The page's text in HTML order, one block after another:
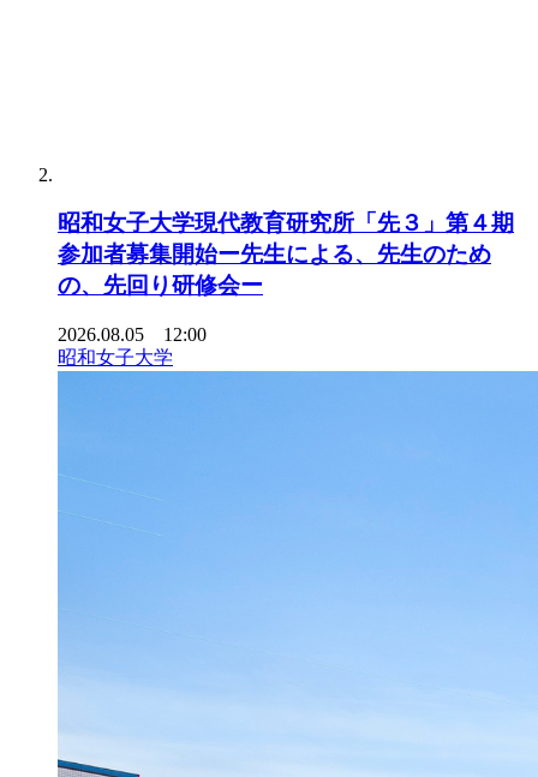
昭和女子大学現代教育研究所「先３」第４期
参加者募集開始ー先生による、先生のため
の、先回り研修会ー
2026.08.05 12:00
昭和女子大学